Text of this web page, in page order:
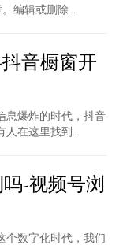
编辑或删除…
音橱窗开
息爆炸的时代，抖音
在这里找到...
-视频号浏
个数字化时代，我们